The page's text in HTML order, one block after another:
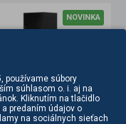
NOVINKA
používame súbory
súhlasom o. i. aj na
Kliknutím na tlačidlo
predaním údajov o
na sociálnych sieťach